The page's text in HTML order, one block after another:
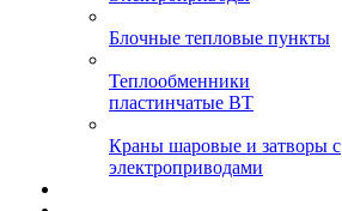
Блочные тепловые пункты
Теплообменники
пластинчатые ВТ
Краны шаровые и затворы с
электроприводами